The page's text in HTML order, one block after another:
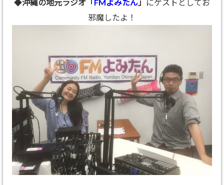
◆沖縄の地元ラジオ「FMよみたん 」
にゲストとしてお
邪魔したよ！